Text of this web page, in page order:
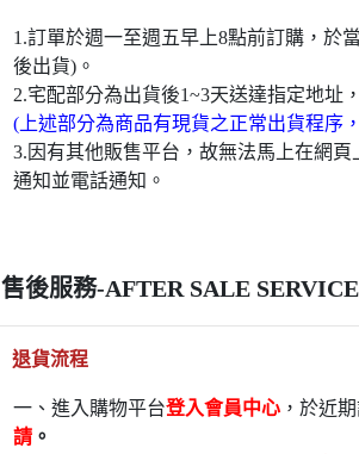
1.訂單於週一至週五早上8點前訂購，於
後出貨)。
2.宅配部分為出貨後1~3天送達指定地址
(上述部分為商品有現貨之正常出貨程序
3.因有其他販售平台，故無法馬上在網
通知並電話通知。
售後服務-AFTER SALE SERVICE
退貨流程
一、進入購物平台登入會員中心 ，於近
請 。